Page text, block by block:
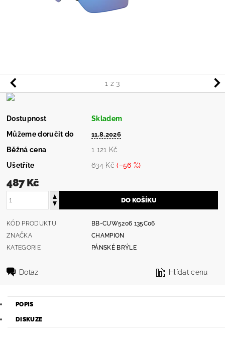
1 z 3
Dostupnost
Skladem
Můžeme doručit do
11.8.2026
Běžná cena
1 121 Kč
Ušetříte
634 Kč(–56 %)
487 Kč
KÓD PRODUKTU
BB-CUW5206 135C06
ZNAČKA
CHAMPION
KATEGORIE
PÁNSKÉ BRÝLE
Dotaz Hlídat cenu
POPIS
DISKUZE